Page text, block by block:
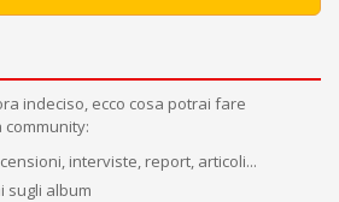
indeciso, ecco cosa potrai fare
interviste, report, articoli...
sugli album